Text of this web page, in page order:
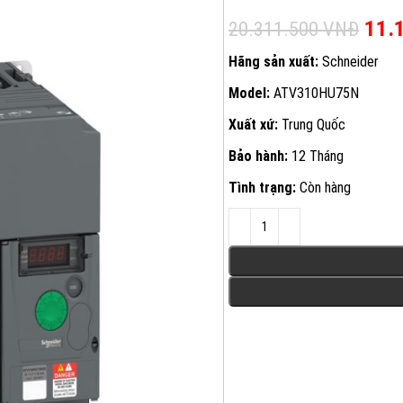
20.311.500VNĐ Giá
Hãng sản xuất: Schneider
Model: ATV310HU75N
Xuất xứ: Trung Quốc
Bảo hành: 12 Tháng
Tình trạng: Còn hàng